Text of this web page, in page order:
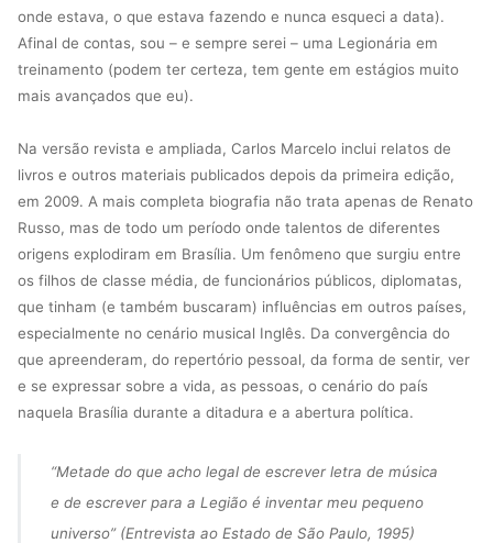
onde estava, o que estava fazendo e nunca esqueci a data).
Afinal de contas, sou – e sempre serei – uma Legionária em
treinamento (podem ter certeza, tem gente em estágios muito
mais avançados que eu).
Na versão revista e ampliada, Carlos Marcelo inclui relatos de
livros e outros materiais publicados depois da primeira edição,
em 2009. A mais completa biografia não trata apenas de Renato
Russo, mas de todo um período onde talentos de diferentes
origens explodiram em Brasília. Um fenômeno que surgiu entre
os filhos de classe média, de funcionários públicos, diplomatas,
que tinham (e também buscaram) influências em outros países,
especialmente no cenário musical Inglês. Da convergência do
que apreenderam, do repertório pessoal, da forma de sentir, ver
e se expressar sobre a vida, as pessoas, o cenário do país
naquela Brasília durante a ditadura e a abertura política.
“Metade do que acho legal de escrever letra de música
e de escrever para a Legião é inventar meu pequeno
universo” (Entrevista ao Estado de São Paulo, 1995)